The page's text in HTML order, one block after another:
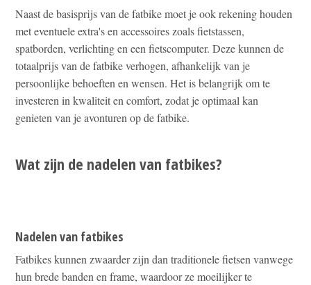
Naast de basisprijs van de fatbike moet je ook rekening houden
met eventuele extra's en accessoires zoals fietstassen,
spatborden, verlichting en een fietscomputer. Deze kunnen de
totaalprijs van de fatbike verhogen, afhankelijk van je
persoonlijke behoeften en wensen. Het is belangrijk om te
investeren in kwaliteit en comfort, zodat je optimaal kan
genieten van je avonturen op de fatbike.
Wat zijn de nadelen van fatbikes?
Nadelen van fatbikes
Fatbikes kunnen zwaarder zijn dan traditionele fietsen vanwege
hun brede banden en frame, waardoor ze moeilijker te